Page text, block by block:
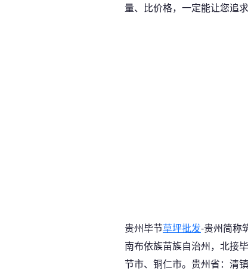
量、比价格，一定能让您追
贵州毕节草坪批发-贵州简称
南布依族苗族自治州，北接
节市、铜仁市。贵州省：清